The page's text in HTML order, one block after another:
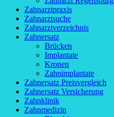
Zahnarztpraxis
Zahnarztsuche
Zahnarztverzeichnis
Zahnersatz
Brücken
Implantate
Kronen
Zahnimplantate
Zahnersatz Preisvergleich
Zahnersatz Versicherung
Zahnklinik
Zahnmedizin